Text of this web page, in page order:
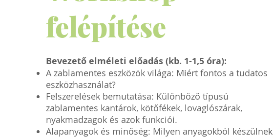
felépítése
Bevezető elméleti előadás (kb. 1-1,5 óra):
A zablamentes eszközök világa: Miért fontos a tudatos
eszközhasználat?
Felszerelések bemutatása: Különböző típusú
zablamentes kantárok, kötőfékek, lovaglószárak,
nyakmadzagok és azok funkciói.
Alapanyagok és minőség: Milyen anyagokból készülnek